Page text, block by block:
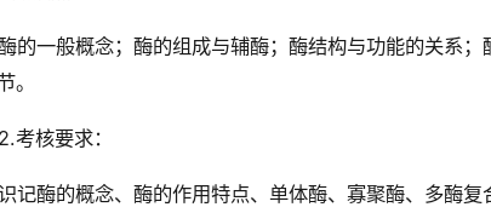
的一般概念；酶的组成与辅酶；酶结构与功能的关系
。
考核要求：
记酶的概念、酶的作用特点、单体酶、寡聚酶、多酶